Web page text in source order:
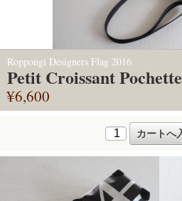
Roppongi Designers Flag 2016
Petit Croissant Pochette
¥6,600